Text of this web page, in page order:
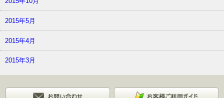
2015年5月
2015年4月
2015年3月